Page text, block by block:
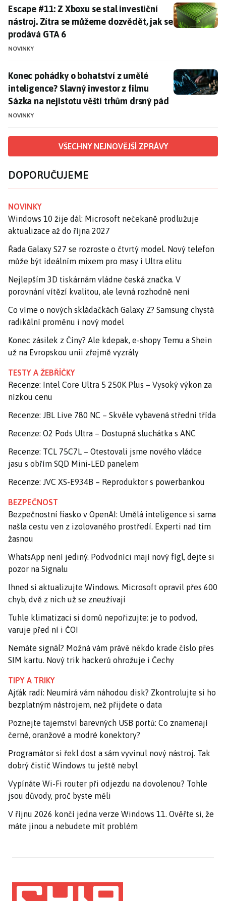
Escape #11: Z Xboxu se stal investiční nástroj. Zítra
Escape #11: Z Xboxu se stal investiční
nástroj. Zítra se můžeme dozvědět, jak se
prodává GTA 6
NOVINKY
Konec pohádky o bohatství z umělé inteligence?
Konec pohádky o bohatství z umělé
inteligence? Slavný investor z filmu
Sázka na nejistotu věští trhům drsný pád
NOVINKY
VŠECHNY NEJNOVĚJŠÍ ZPRÁVY
DOPORUČUJEME
NOVINKY
Windows 10 žije dál: Microsoft nečekaně prodlužuje
aktualizace až do října 2027
Řada Galaxy S27 se rozroste o čtvrtý model. Nový telefon
může být ideálním mixem pro masy i Ultra elitu
Nejlepším 3D tiskárnám vládne česká značka. V
porovnání vítězí kvalitou, ale levná rozhodně není
Co víme o nových skládačkách Galaxy Z? Samsung chystá
radikální proměnu i nový model
Konec zásilek z Číny? Ale kdepak, e-shopy Temu a Shein
už na Evropskou unii zřejmě vyzrály
TESTY A ŽEBŘÍČKY
Recenze: Intel Core Ultra 5 250K Plus – Vysoký výkon za
nízkou cenu
Recenze: JBL Live 780 NC – Skvěle vybavená střední třída
Recenze: O2 Pods Ultra – Dostupná sluchátka s ANC
Recenze: TCL 75C7L – Otestovali jsme nového vládce
jasu s obřím SQD Mini-LED panelem
Recenze: JVC XS-E934B – Reproduktor s powerbankou
BEZPEČNOST
Bezpečnostní fiasko v OpenAI: Umělá inteligence si sama
našla cestu ven z izolovaného prostředí. Experti nad tím
žasnou
WhatsApp není jediný. Podvodníci mají nový fígl, dejte si
pozor na Signalu
Ihned si aktualizujte Windows. Microsoft opravil přes 600
chyb, dvě z nich už se zneužívají
Tuhle klimatizaci si domů nepořizujte: je to podvod,
varuje před ní i ČOI
Nemáte signál? Možná vám právě někdo krade číslo přes
SIM kartu. Nový trik hackerů ohrožuje i Čechy
TIPY A TRIKY
Ajťák radí: Neumírá vám náhodou disk? Zkontrolujte si ho
bezplatným nástrojem, než přijdete o data
Poznejte tajemství barevných USB portů: Co znamenají
černé, oranžové a modré konektory?
Programátor si řekl dost a sám vyvinul nový nástroj. Tak
dobrý čistič Windows tu ještě nebyl
Vypínáte Wi-Fi router při odjezdu na dovolenou? Tohle
jsou důvody, proč byste měli
V říjnu 2026 končí jedna verze Windows 11. Ověřte si, že
máte jinou a nebudete mít problém